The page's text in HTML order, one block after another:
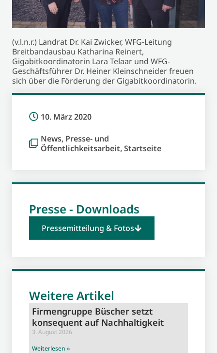
(v.l.n.r.) Landrat Dr. Kai Zwicker, WFG-Leitung
Breitbandausbau Katharina Reinert,
Gigabitkoordinatorin Lara Telaar und WFG-
Geschäftsführer Dr. Heiner Kleinschneider freuen
sich über die Förderung der Gigabitkoordinatorin.
10. März 2020
News, Presse- und
Öffentlichkeitsarbeit,Startseite
Presse - Downloads
Pressemitteilung & Fotos
Weitere Artikel
Firmengruppe Büscher setzt
konsequent auf Nachhaltigkeit
3. August 2026
Weiterlesen »